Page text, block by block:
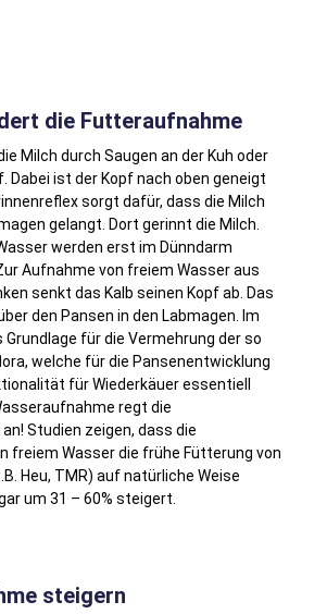
die Futteraufnahme
Milch durch Saugen an der Kuh oder
Dabei ist der Kopf nach oben geneigt
sorgt dafür, dass die Milch
gelangt. Dort gerinnt die Milch.
werden erst im Dünndarm
Aufnahme von freiem Wasser aus
senkt das Kalb seinen Kopf ab. Das
den Pansen in den Labmagen. Im
für die Vermehrung der so
welche für die Pansenentwicklung
für Wiederkäuer essentiell
regt die
Studien zeigen, dass die
freiem Wasser die frühe Fütterung von
Heu, TMR) auf natürliche Weise
um 31 – 60% steigert.
steigern